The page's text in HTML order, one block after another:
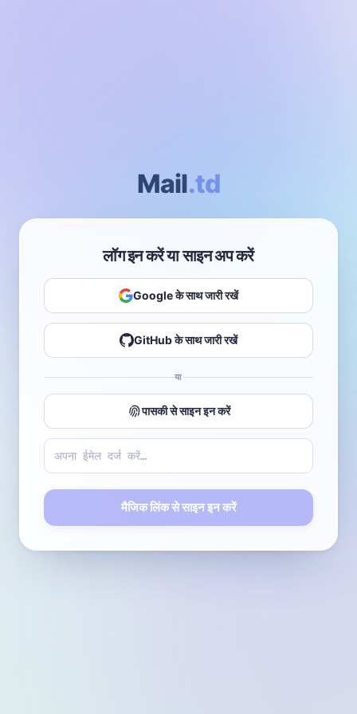
Mail.td
लॉग इन करें या साइन अप करें
Google के साथ जारी रखें
GitHub के साथ जारी रखें
या
पासकी से साइन इन करें
मैजिक लिंक से साइन इन करें